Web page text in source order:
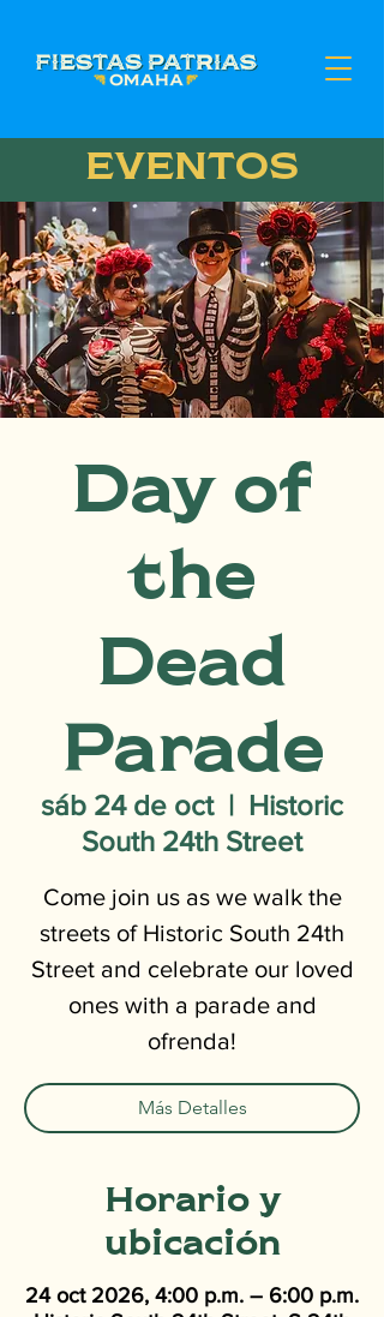
EVENTOS
Day of
the
Dead
Parade
sáb 24 de oct
  |
Historic
South 24th Street
Come join us as we walk the
streets of Historic South 24th
Street and celebrate our loved
ones with a parade and
ofrenda!
Más Detalles
Horario y
ubicación
24 oct 2026, 4:00 p.m. – 6:00 p.m.